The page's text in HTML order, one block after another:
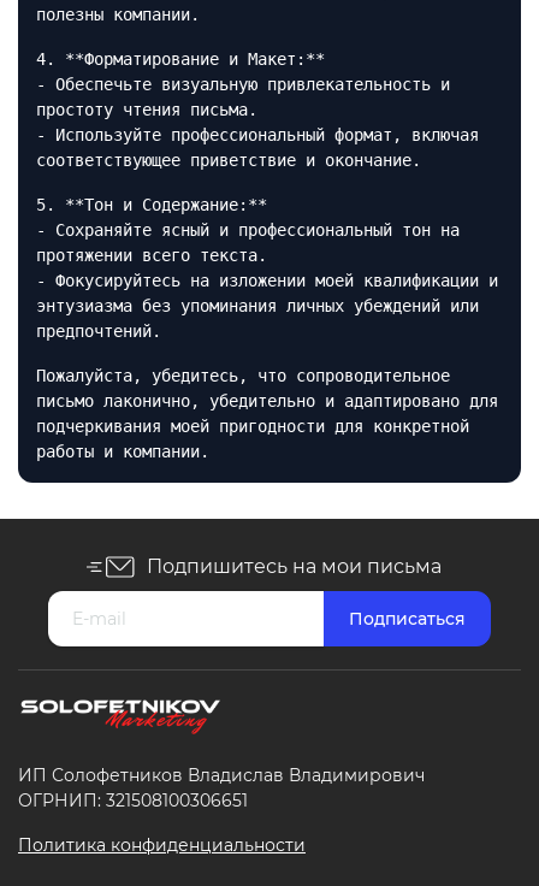
полезны компании.
4. **Форматирование и Макет:**
- Обеспечьте визуальную привлекательность и
простоту чтения письма.
- Используйте профессиональный формат, включая
соответствующее приветствие и окончание.
5. **Тон и Содержание:**
- Сохраняйте ясный и профессиональный тон на
протяжении всего текста.
- Фокусируйтесь на изложении моей квалификации и
энтузиазма без упоминания личных убеждений или
предпочтений.
Пожалуйста, убедитесь, что сопроводительное
письмо лаконично, убедительно и адаптировано для
подчеркивания моей пригодности для конкретной
работы и компании.
Подпишитесь на мои письма
ИП Солофетников Владислав Владимирович
ОГРНИП: 321508100306651
Политика конфиденциальности